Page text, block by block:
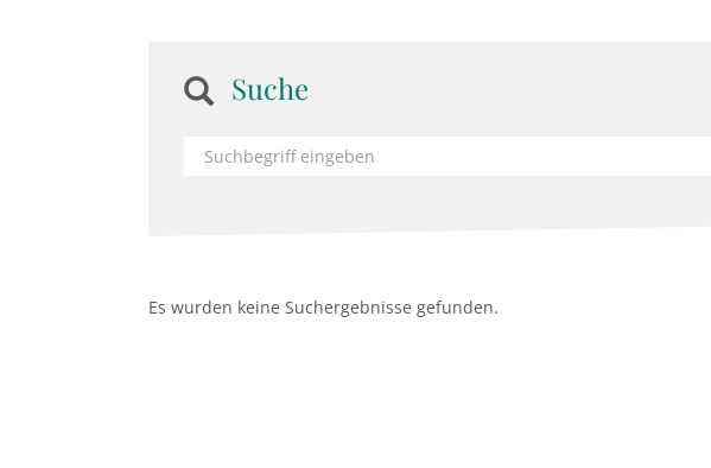
Suche
Es wurden keine Suchergebnisse gefunden.